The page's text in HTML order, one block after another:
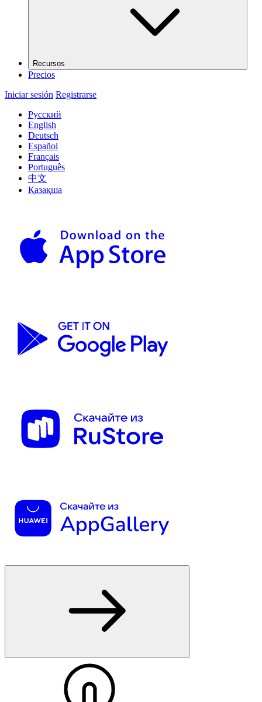
Recursos
Precios
Iniciar sesión Registrarse
Русский
English
Deutsch
Español
Français
Português
中文
Қазақша